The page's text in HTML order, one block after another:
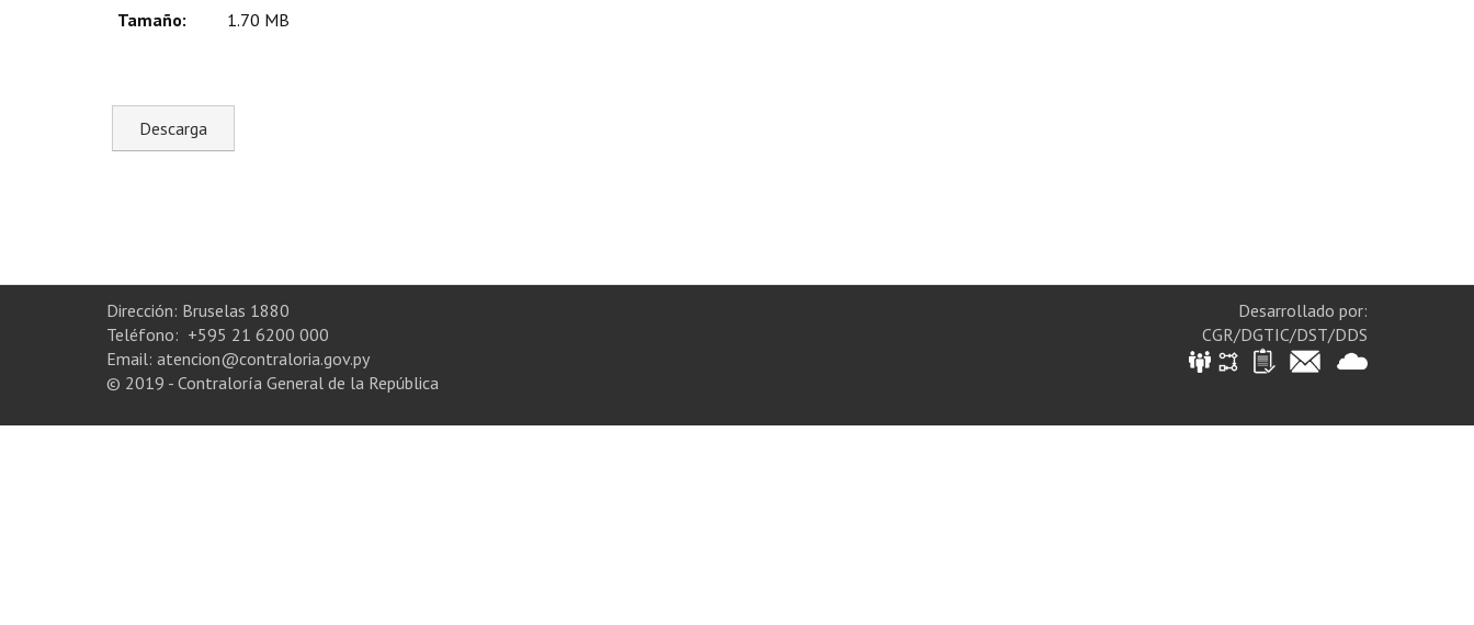
Tamaño:
1.70 MB
Dirección: Bruselas 1880
Teléfono: +595 21 6200 000
Email: atencion@contraloria.gov.py
© 2019 - Contraloría General de la República
Desarrollado por:
CGR/DGTIC/DST/DDS